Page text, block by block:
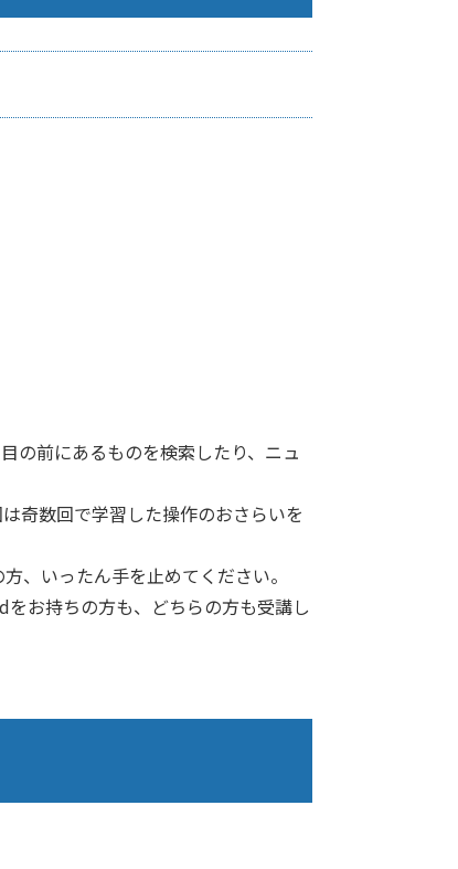
の前にあるものを検索したり、ニュ
奇数回で学習した操作のおさらいを
、いったん手を止めてください。
お持ちの方も、どちらの方も受講し